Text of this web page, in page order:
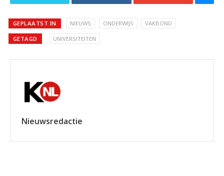
GEPLAATST IN NIEUWS ONDERWIJS VAKBOND
GETAGD UNIVERSITEITEN
Nieuwsredactie